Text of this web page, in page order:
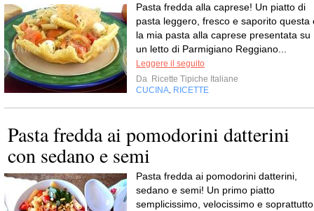
Pasta fredda alla caprese! Un piatto di
pasta leggero, fresco e saporito questa
la mia pasta alla caprese presentata su
un letto di Parmigiano Reggiano...
Leggere il seguito
Da Ricette Tipiche Italiane
CUCINA RICETTE
Pasta fredda ai pomodorini datterini
con sedano e semi
Pasta fredda ai pomodorini datterini,
sedano e semi! Un primo piatto
semplicissimo, velocissimo e soprattutto